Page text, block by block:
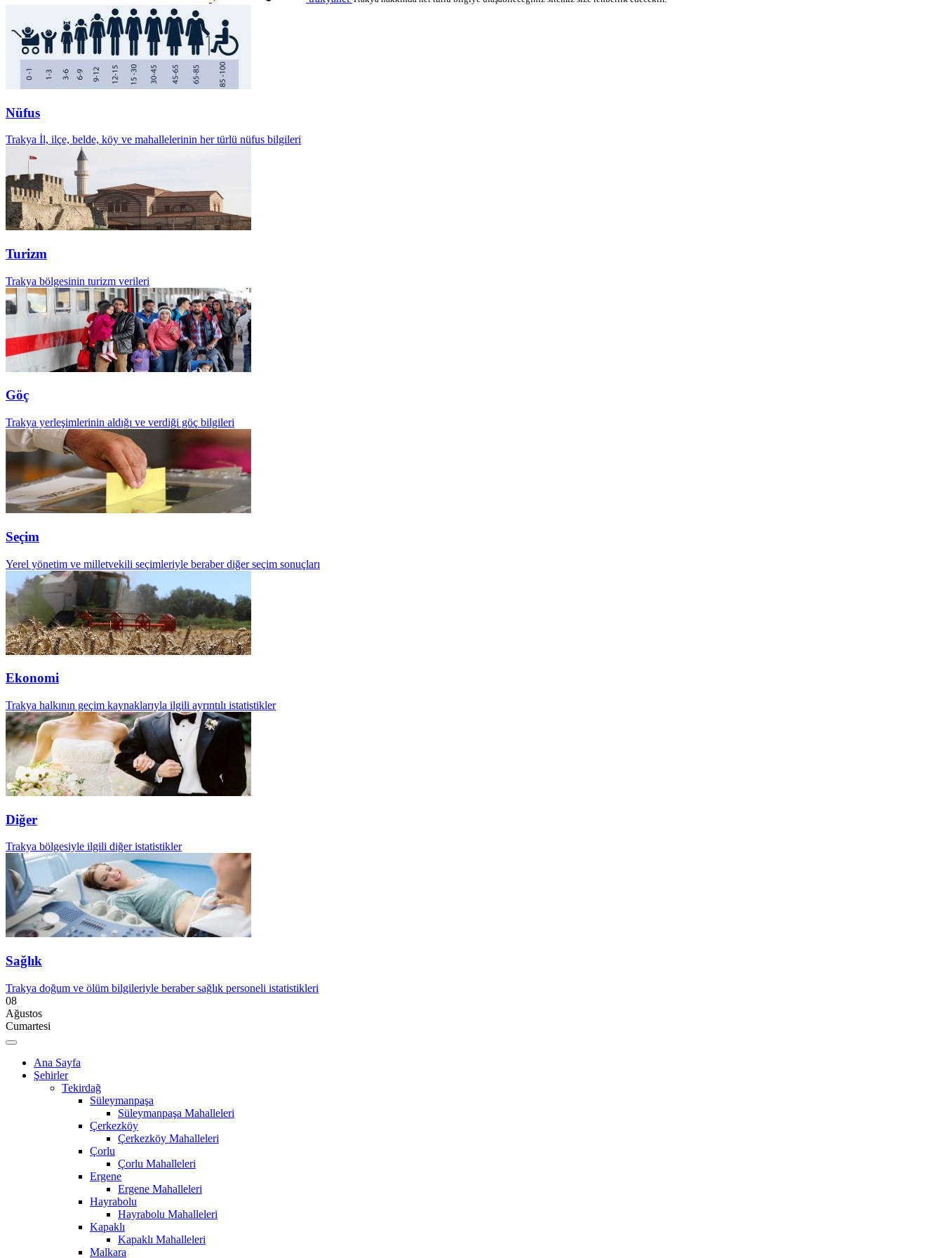
Nüfus
Trakya İl, ilçe, belde, köy ve mahallelerinin her türlü nüfus bilgileri
Turizm
Trakya bölgesinin turizm verileri
Göç
Trakya yerleşimlerinin aldığı ve verdiği göç bilgileri
Seçim
Yerel yönetim ve milletvekili seçimleriyle beraber diğer seçim sonuçları
Ekonomi
Trakya halkının geçim kaynaklarıyla ilgili ayrıntılı istatistikler
Diğer
Trakya bölgesiyle ilgili diğer istatistikler
Sağlık
Trakya doğum ve ölüm bilgileriyle beraber sağlık personeli istatistikleri
08
Ağustos
Cumartesi
Ana Sayfa
Şehirler
Tekirdağ
Süleymanpaşa
Süleymanpaşa Mahalleleri
Çerkezköy
Çerkezköy Mahalleleri
Çorlu
Çorlu Mahalleleri
Ergene
Ergene Mahalleleri
Hayrabolu
Hayrabolu Mahalleleri
Kapaklı
Kapaklı Mahalleleri
Malkara